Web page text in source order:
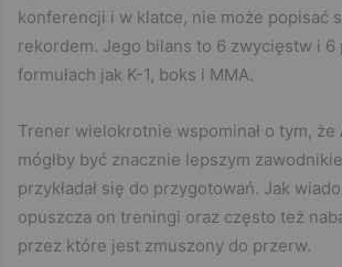
konferencji i w klatce, nie może popisać
rekordem. Jego bilans to 6 zwycięstw i 6
formułach jak K-1, boks i MMA.
Trener wielokrotnie wspominał o tym, że
mógłby być znacznie lepszym
przykładał się do przygotowań. Jak
opuszcza on treningi oraz często też
przez które jest zmuszony do przerw.